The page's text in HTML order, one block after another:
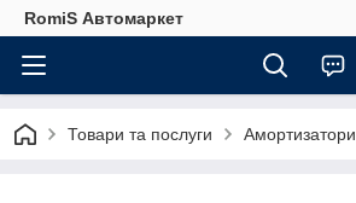
RomiS Автомаркет
Товари та послуги Амортизатори